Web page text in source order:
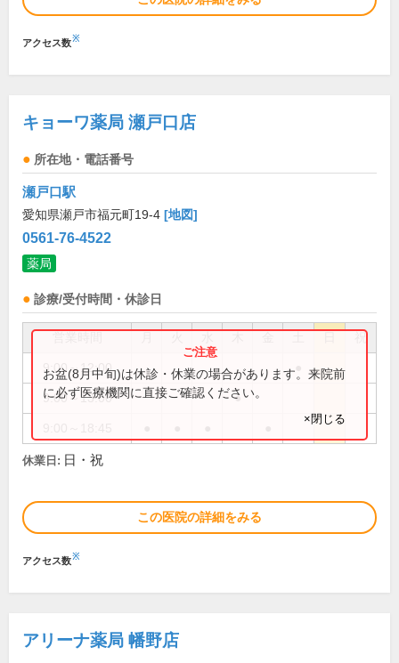
アクセス数※
キョーワ薬局 瀬戸口店
所在地・電話番号
瀬戸口駅
愛知県瀬戸市福元町19-4 [地図]
0561-76-4522
薬局
診療/受付時間・休診日
祝
9:00～12:00
9:00～13:00 ●
お盆(8月中旬)は休診・休業の場合があります。来院前
に必ず医療機関に直接ご確認ください。
×閉じる
休業日: 日・祝
この医院の詳細をみる
アクセス数※
アリーナ薬局 幡野店